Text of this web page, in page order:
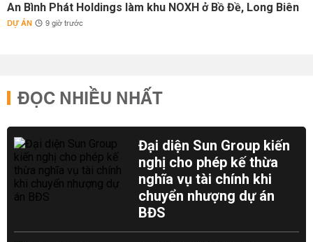
An Bình Phát Holdings làm khu NOXH ở Bồ Đề, Long Biên
DỰ ÁN 9 giờ trước
ĐỌC NHIỀU NHẤT
Đại diện Sun Group kiến
nghị cho phép kế thừa
nghĩa vụ tài chính khi
chuyển nhượng dự án
BĐS